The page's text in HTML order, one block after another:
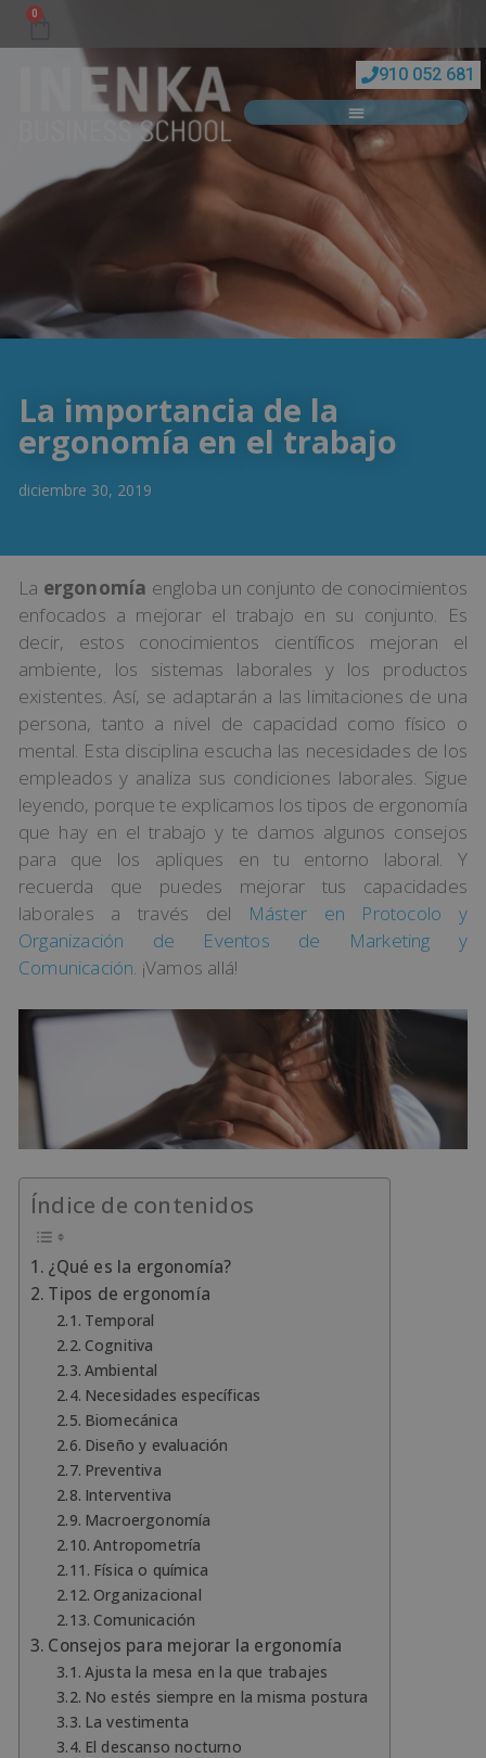
0
910 052 681
La importancia de la
ergonomía en el trabajo
diciembre 30, 2019
La ergonomía engloba un conjunto de conocimientos
enfocados a mejorar el trabajo en su conjunto. Es
decir, estos conocimientos científicos mejoran el
ambiente, los sistemas laborales y los productos
existentes. Así, se adaptarán a las limitaciones de una
persona, tanto a nivel de capacidad como físico o
mental. Esta disciplina escucha las necesidades de los
empleados y analiza sus condiciones laborales. Sigue
leyendo, porque te explicamos los tipos de ergonomía
que hay en el trabajo y te damos algunos consejos
para que los apliques en tu entorno laboral. Y
recuerda que puedes mejorar tus capacidades
laborales a través del Máster en Protocolo y
Organización de Eventos de Marketing y
Comunicación. ¡Vamos allá!
Índice de contenidos
¿Qué es la ergonomía?
Tipos de ergonomía
Temporal
Cognitiva
Ambiental
Necesidades específicas
Biomecánica
Diseño y evaluación
Preventiva
Interventiva
Macroergonomía
Antropometría
Física o química
Organizacional
Comunicación
Consejos para mejorar la ergonomía
Ajusta la mesa en la que trabajes
No estés siempre en la misma postura
La vestimenta
El descanso nocturno